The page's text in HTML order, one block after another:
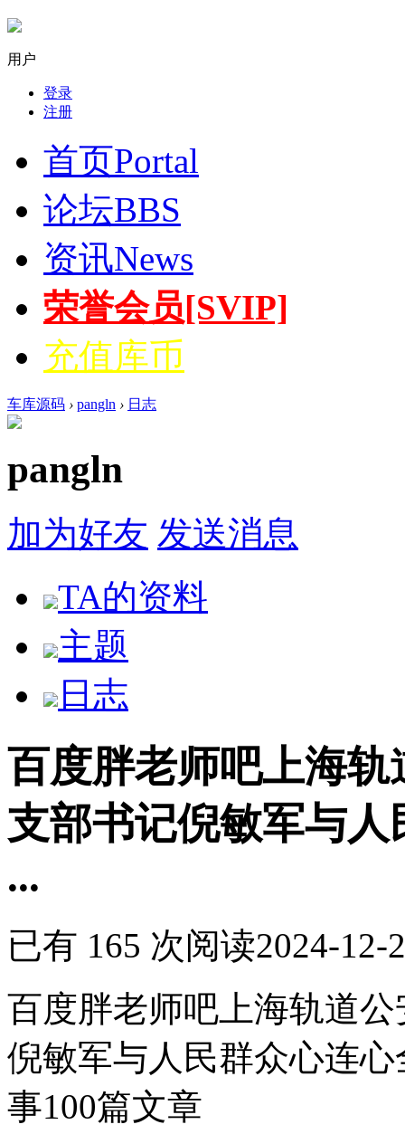
用户
登录
注册
首页Portal
论坛BBS
资讯News
荣誉会员[SVIP]
充值库币
车库源码 › pangln › 日志
pangln
加为好友 发送消息
TA的资料
主题
日志
百度胖老师吧上海
支部书记倪敏军与
...
已有 165 次阅读2024-12-
百度胖老师吧上海轨道
倪敏军与人民群众心连
事100篇文章